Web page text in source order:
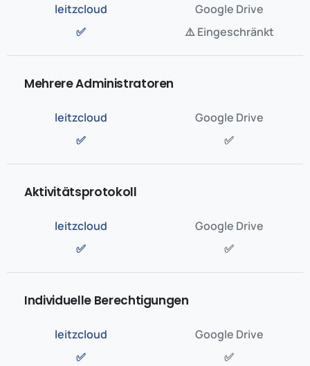
✅ ⚠️ Eingeschränkt
Mehrere Administratoren
✅ ✅
Aktivitätsprotokoll
✅ ✅
Individuelle Berechtigungen
✅ ✅